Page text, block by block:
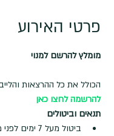
פרטי האירוע
מומלץ להרשם למנוי
הכולל את כל ההרצאות
להרשמה לחצו כאן
תנאים וביטולים
ביטול מעל 7 ימים לפני מועד ההרצאה- החזר מלא